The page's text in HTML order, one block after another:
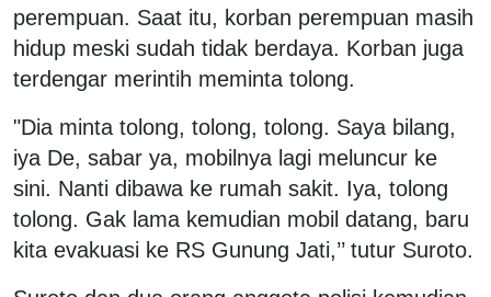
perempuan. Saat itu, korban perempuan masih
hidup meski sudah tidak berdaya. Korban juga
terdengar merintih meminta tolong.
"Dia minta tolong, tolong, tolong. Saya bilang,
iya De, sabar ya, mobilnya lagi meluncur ke
sini. Nanti dibawa ke rumah sakit. Iya, tolong
tolong. Gak lama kemudian mobil datang, baru
kita evakuasi ke RS Gunung Jati,’’ tutur Suroto.